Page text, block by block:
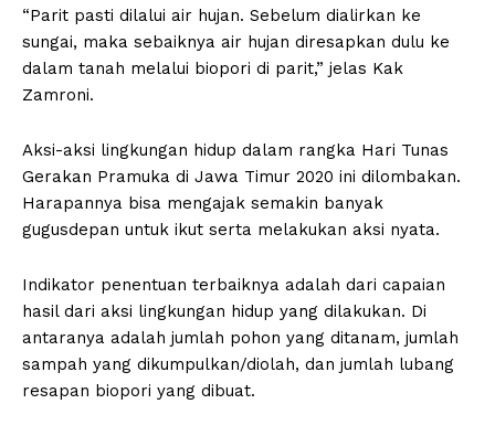
“Parit pasti dilalui air hujan. Sebelum dialirkan ke
sungai, maka sebaiknya air hujan diresapkan dulu ke
dalam tanah melalui biopori di parit,” jelas Kak
Zamroni.
Aksi-aksi lingkungan hidup dalam rangka Hari Tunas
Gerakan Pramuka di Jawa Timur 2020 ini dilombakan.
Harapannya bisa mengajak semakin banyak
gugusdepan untuk ikut serta melakukan aksi nyata.
Indikator penentuan terbaiknya adalah dari capaian
hasil dari aksi lingkungan hidup yang dilakukan. Di
antaranya adalah jumlah pohon yang ditanam, jumlah
sampah yang dikumpulkan/diolah, dan jumlah lubang
resapan biopori yang dibuat.